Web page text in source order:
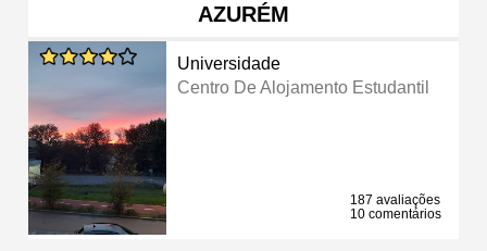
AZURÉM
Universidade
Centro De Alojamento Estudantil
187 avaliações
10 comentários